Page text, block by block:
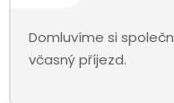
Domluvíme si
včasný příjezd.